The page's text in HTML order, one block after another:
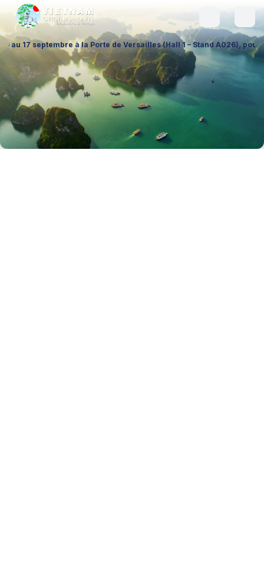
la Porte de Versailles (Hall 1 – Stand A026), pour échanger sur